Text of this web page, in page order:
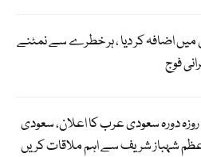
اضافہ کر دیا ، ہر خطرے سے نمٹنے
فوج
دورہ سعودی عرب کا اعلان، سعودی
شہباز شریف سے اہم ملاقات کریں